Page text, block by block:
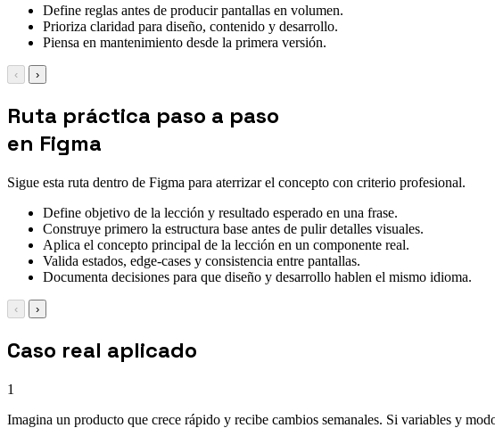
Define reglas antes de producir pantallas en volumen.
Prioriza claridad para diseño, contenido y desarrollo.
Piensa en mantenimiento desde la primera versión.
‹ ›
Ruta práctica paso a paso
en Figma
Sigue esta ruta dentro de Figma para aterrizar el concepto con criterio profesional.
Define objetivo de la lección y resultado esperado en una frase.
Construye primero la estructura base antes de pulir detalles visuales.
Aplica el concepto principal de la lección en un componente real.
Valida estados, edge-cases y consistencia entre pantallas.
Documenta decisiones para que diseño y desarrollo hablen el mismo idioma.
‹ ›
Caso real aplicado
1
Imagina un producto que crece rápido y recibe cambios semanales. Si variables y